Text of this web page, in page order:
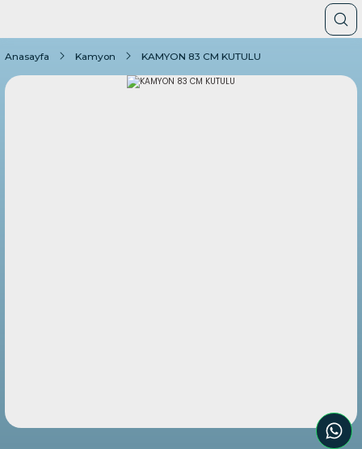
Anasayfa Kamyon KAMYON 83 CM KUTULU